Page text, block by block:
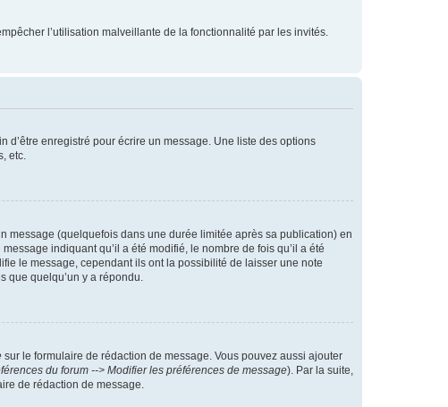
l’utilisation malveillante de la fonctionnalité par les invités.
d’être enregistré pour écrire un message. Une liste des options
etc.
message (quelquefois dans une durée limitée après sa publication) en
indiquant qu’il a été modifié, le nombre de fois qu’il a été
le message, cependant ils ont la possibilité de laisser une note
que quelqu’un y a répondu.
sur le formulaire de rédaction de message. Vous pouvez aussi ajouter
du forum --> Modifier les préférences de message). Par la suite,
de rédaction de message.